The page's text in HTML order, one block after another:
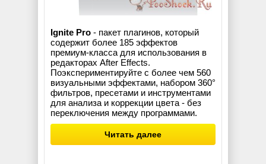
Ignite Pro - пакет плагинов, который
содержит более 185 эффектов
премиум-класса для использования в
редакторах After Effects.
Поэкспериментируйте с более чем 560
визуальными эффектами, набором 360°
фильтров, пресетами и инструментами
для анализа и коррекции цвета - без
переключения между программами.
Читать далее